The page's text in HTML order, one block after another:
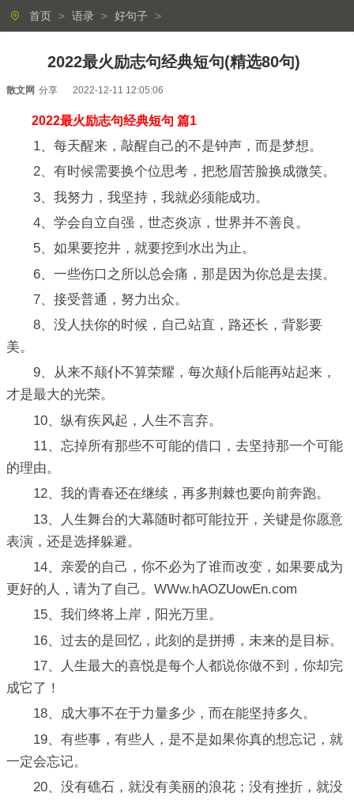
首页 > 语录 > 好句子 >
2022最火励志句经典短句(精选80句)
散文网 分享 2022-12-11 12:05:06
2022最火励志句经典短句 篇1
1、每天醒来，敲醒自己的不是钟声，而是梦想。
2、有时候需要换个位思考，把愁眉苦脸换成微笑。
3、我努力，我坚持，我就必须能成功。
4、学会自立自强，世态炎凉，世界并不善良。
5、如果要挖井，就要挖到水出为止。
6、一些伤口之所以总会痛，那是因为你总是去摸。
7、接受普通，努力出众。
8、没人扶你的时候，自己站直，路还长，背影要
美。
9、从来不颠仆不算荣耀，每次颠仆后能再站起来，
才是最大的光荣。
10、纵有疾风起，人生不言弃。
11、忘掉所有那些不可能的借口，去坚持那一个可能
的理由。
12、我的青春还在继续，再多荆棘也要向前奔跑。
13、人生舞台的大幕随时都可能拉开，关键是你愿意
表演，还是选择躲避。
14、亲爱的自己，你不必为了谁而改变，如果要成为
更好的人，请为了自己。WWw.hAOZUowEn.com
15、我们终将上岸，阳光万里。
16、过去的是回忆，此刻的是拼搏，未来的是目标。
17、人生最大的喜悦是每个人都说你做不到，你却完
成它了！
18、成大事不在于力量多少，而在能坚持多久。
19、有些事，有些人，是不是如果你真的想忘记，就
一定会忘记。
20、没有礁石，就没有美丽的浪花；没有挫折，就没